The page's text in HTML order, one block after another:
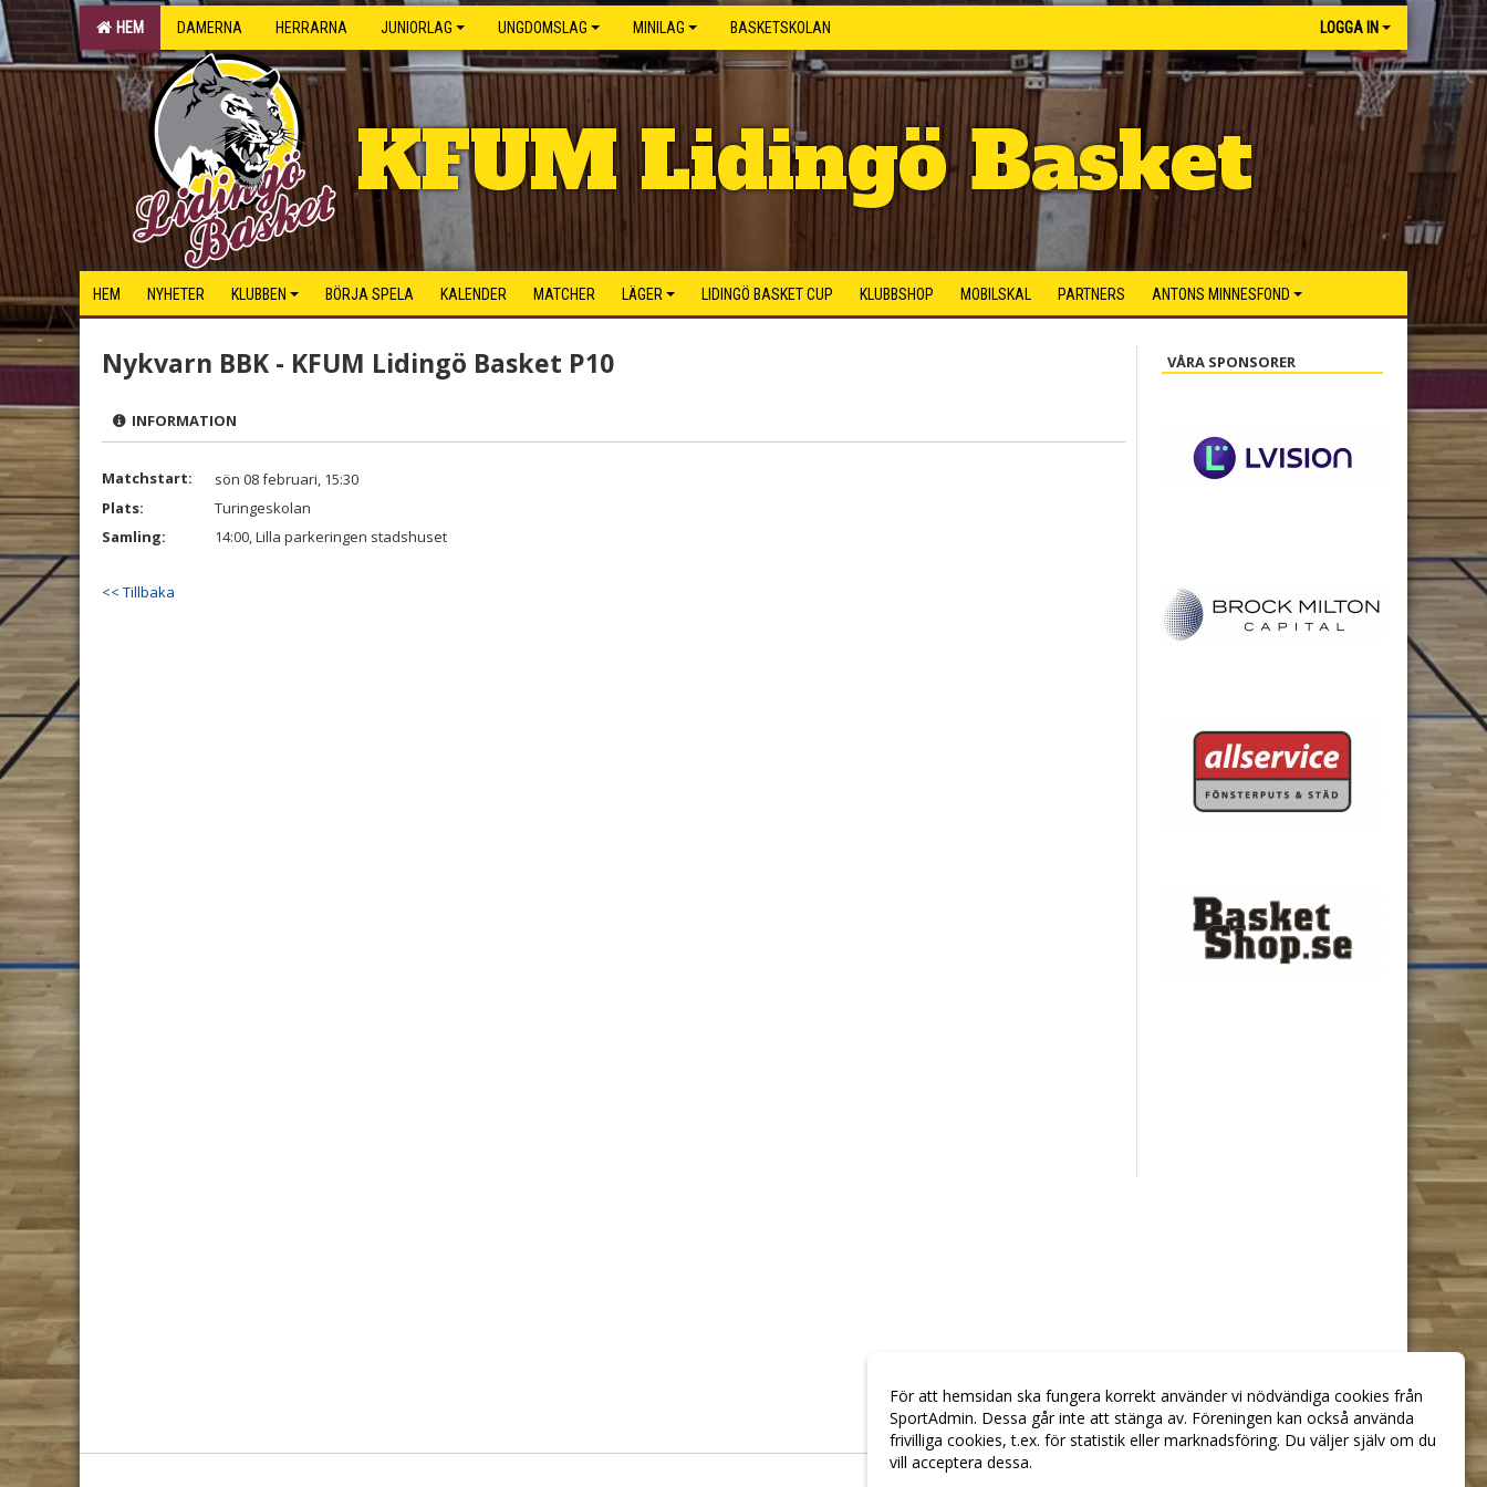
HEM DAMERNA HERRARNA JUNIORLAG UNGDOMSLAG MINILAG BASKETSKOLAN LOGGA IN
KFUM Lidingö Basket
HEM NYHETER KLUBBEN BÖRJA SPELA KALENDER MATCHER LÄGER LIDINGÖ BASKET CUP KLUBBSHOP MOBILSKAL PARTNERS ANTONS MINNESFOND
Nykvarn BBK - KFUM Lidingö Basket P10
INFORMATION
Matchstart:
sön 08 februari, 15:30
Plats:
Turingeskolan
Samling:
14:00, Lilla parkeringen stadshuset
<< Tillbaka
VÅRA SPONSORER
För att hemsidan ska fungera korrekt använder vi nödvändiga cookies från
SportAdmin. Dessa går inte att stänga av. Föreningen kan också använda
frivilliga cookies, t.ex. för statistik eller marknadsföring. Du väljer själv om du
vill acceptera dessa.